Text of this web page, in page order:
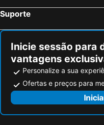
Suporte
Inicie sessão para
vantagens
Personalize a sua
Ofertas e preços para